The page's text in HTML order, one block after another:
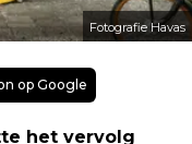
Fotografie Havas
op Google
het vervolg